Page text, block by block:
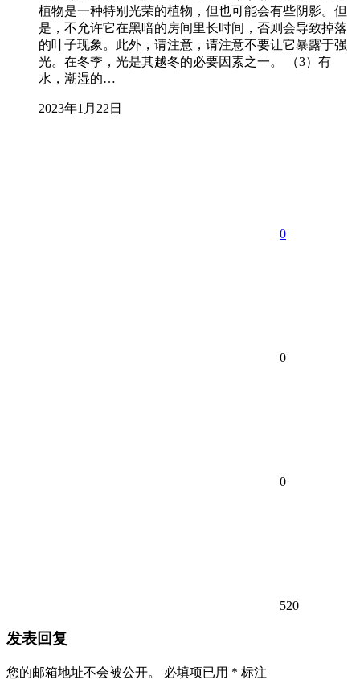
植物是一种特别光荣的植物，但也可能会有些阴影。但
是，不允许它在黑暗的房间里长时间，否则会导致掉落
的叶子现象。此外，请注意，请注意不要让它暴露于强
光。在冬季，光是其越冬的必要因素之一。 （3）有
水，潮湿的…
2023年1月22日
0
0
0
520
发表回复
您的邮箱地址不会被公开。 必填项已用 * 标注